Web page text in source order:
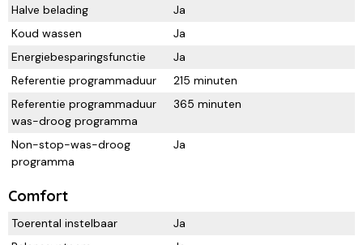
Halve belading
Ja
Koud wassen
Ja
Energiebesparingsfunctie
Ja
Referentie programmaduur
215 minuten
Referentie programmaduur
was-droog programma
365 minuten
Non-stop-was-droog
programma
Ja
Comfort
Toerental instelbaar
Ja